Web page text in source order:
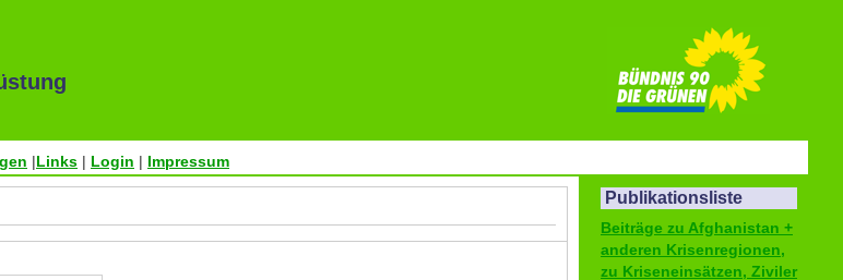
|Links | Login | Impressum
Publikationsliste
Beiträge zu Afghanistan +
anderen Krisenregionen,
zu Kriseneinsätzen, Ziviler